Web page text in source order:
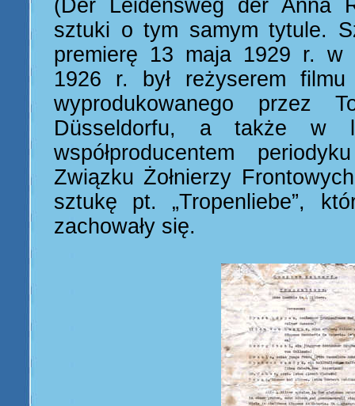
(Der Leidensweg der Anna
sztuki o tym samym tytule.
premierę 13 maja 1929 r. w
1926 r. był reżyserem filmu
wyprodukowanego przez
Düsseldorfu, a także w
współproducentem
Związku Żołnierzy
sztukę pt. „Tropenliebe”,
zachowały się.